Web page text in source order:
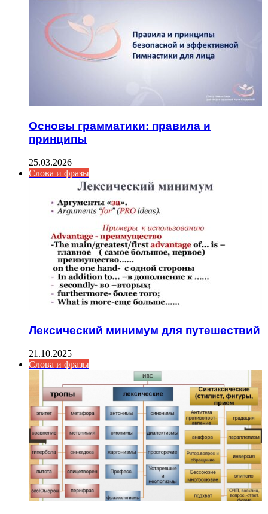
Основы грамматики: правила и
принципы
25.03.2026
Слова и фразы
Лексический минимум для путешествий
21.10.2025
Слова и фразы